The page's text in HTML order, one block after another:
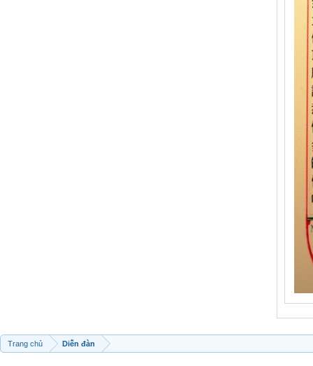
Trang chủ Diễn đàn